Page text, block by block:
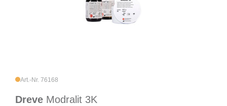
Art.-Nr. 76168
Dreve Modralit 3K